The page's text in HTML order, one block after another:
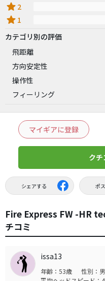
star 2
star 1
カテゴリ別の評価
飛距離
方向安定性
操作性
フィーリング
マイギアに登録
ク
シェアする ポ
Fire Express FW -HR
チコミ
issa13
年齢：53歳 性別：